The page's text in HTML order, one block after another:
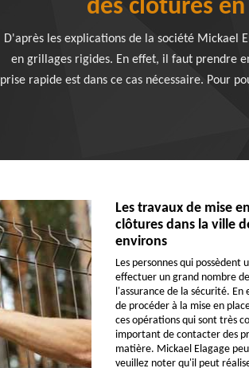
des clôtures
D'après les explications de la société Mickael
en grillages rigides. En effet, il faut prendre
prise rapide est dans ce cas nécessaire. Pour
Les travaux de mise
clôtures dans la ville
environs
Les personnes qui possèdent
effectuer un grand nombre
l'assurance de la sécurité. En
de procéder à la mise en
ces opérations qui sont très
important de contacter des
matière. Mickael Elagage
veuillez noter qu'il peut